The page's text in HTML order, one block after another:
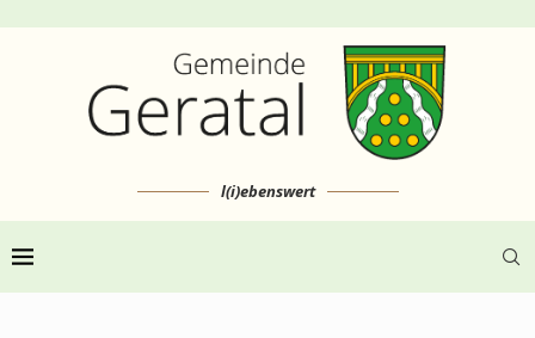
l(i)ebenswert